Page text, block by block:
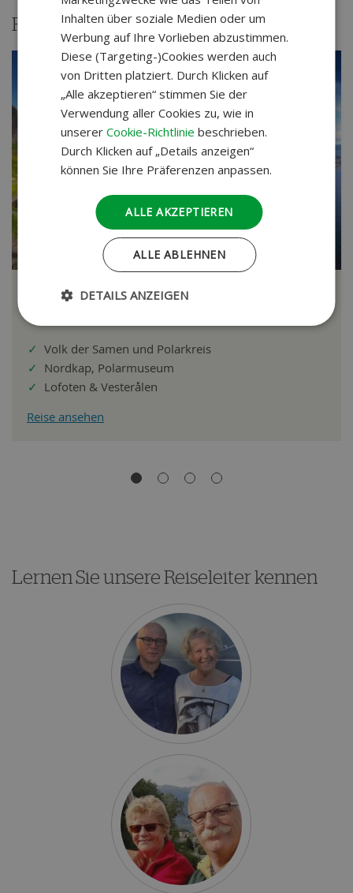
Reisen
Nordkap & Lofoten
Erlebnisreisen, 46 Tage
✓ Volk der Samen und Polarkreis
✓ Nordkap, Polarmuseum
✓ Lofoten & Vesterålen
Reise ansehen
Lernen Sie unsere Reiseleiter kennen
Giesela &
Gerard Lettinga
Verina & Nico
Tolenaars
Inhalten über soziale Medien oder um
Werbung auf Ihre Vorlieben abzustimmen.
Diese (Targeting-)Cookies werden auch
von Dritten platziert. Durch Klicken auf
„Alle akzeptieren“ stimmen Sie der
Verwendung aller Cookies zu, wie in
unsererCookie-Richtlinie beschrieben.
Durch Klicken auf „Details anzeigen“
können Sie Ihre Präferenzen anpassen.
ALLE AKZEPTIEREN
ALLE ABLEHNEN
DETAILS ANZEIGEN